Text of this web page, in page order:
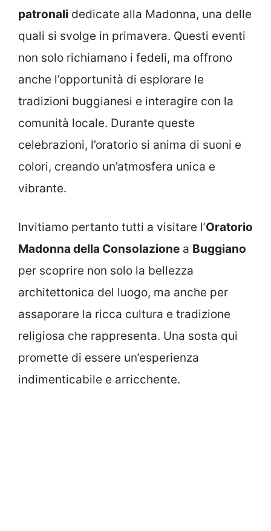
patronali dedicate alla Madonna, una delle
quali si svolge in primavera. Questi eventi
non solo richiamano i fedeli, ma offrono
anche l’opportunità di esplorare le
tradizioni buggianesi e interagire con la
comunità locale. Durante queste
celebrazioni, l’oratorio si anima di suoni e
colori, creando un’atmosfera unica e
vibrante.
Invitiamo pertanto tutti a visitare l’Oratorio
Madonna della Consolazione a Buggiano
per scoprire non solo la bellezza
architettonica del luogo, ma anche per
assaporare la ricca cultura e tradizione
religiosa che rappresenta. Una sosta qui
promette di essere un’esperienza
indimenticabile e arricchente.